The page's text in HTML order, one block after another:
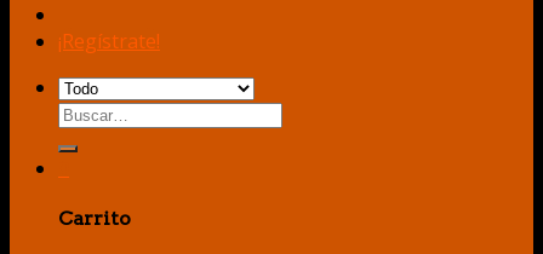
¡Regístrate!
Buscar
por:
Carrito